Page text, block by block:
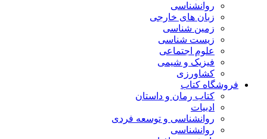
روانشناسی
زبان های خارجی
زمین شناسی
زیست شناسی
علوم اجتماعی
فیزیک و شیمی
کشاورزی
فروشگاه کتاب
کتاب رمان و داستان
ادبیات
روانشناسی و توسعه فردی
روانشناسی